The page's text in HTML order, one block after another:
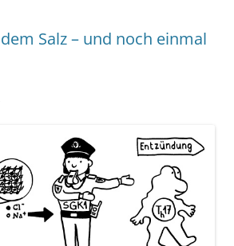
Salz – und noch einmal